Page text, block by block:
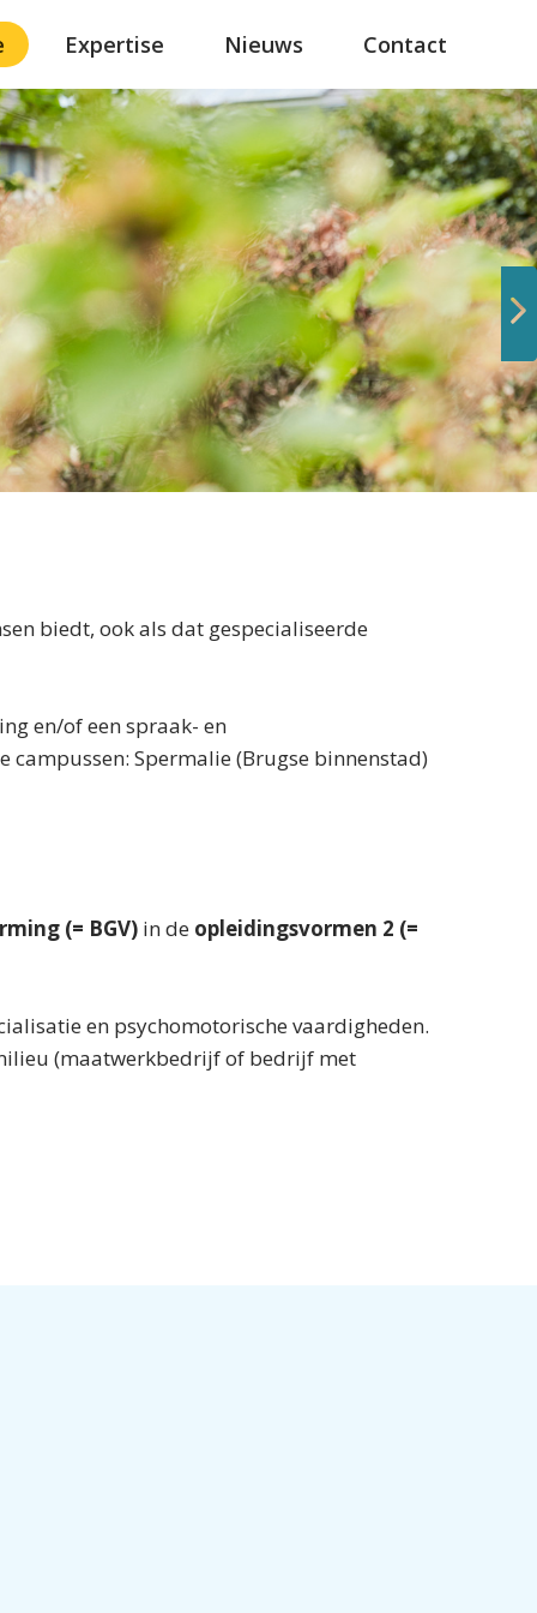
Expertise Nieuws Contact
Volgende
biedt, ook als dat gespecialiseerde
en/of een spraak- en
Spermalie (Brugse binnenstad)
(= BGV) in de opleidingsvormen 2 (=
en psychomotorische vaardigheden.
(maatwerkbedrijf of bedrijf met